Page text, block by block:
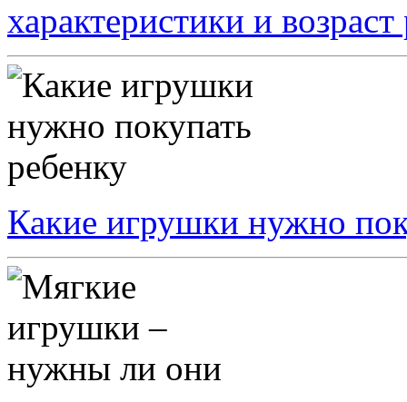
характеристики и возраст
Какие игрушки нужно